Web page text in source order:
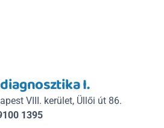
I.
VIII. kerület, Üllői út 86.
1395